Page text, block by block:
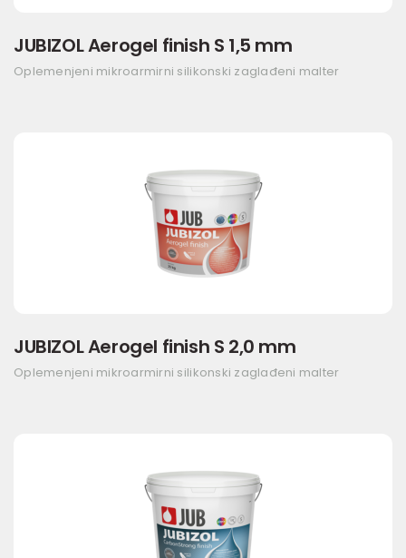
JUBIZOL Aerogel finish S 1,5 mm
Oplemenjeni mikroarmirni silikonski zaglađeni malter
JUBIZOL Aerogel finish S 2,0 mm
Oplemenjeni mikroarmirni silikonski zaglađeni malter